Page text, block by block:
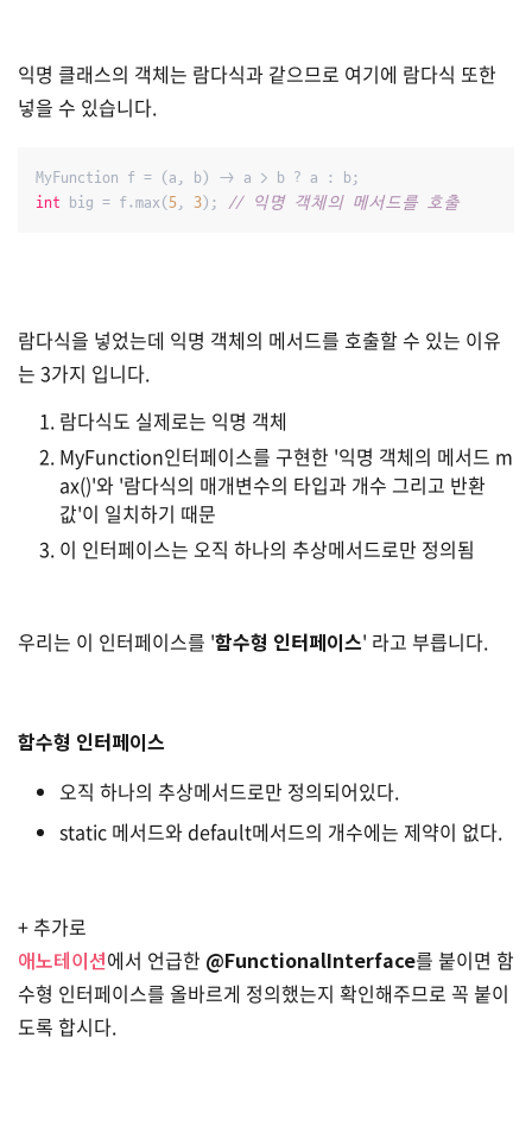
익명 클래스의 객체는 람다식과 같으므로 여기에 람다식 또한
넣을 수 있습니다.
int big = f.max(5, 3); // 익명 객체의 메서드를 호출
람다식을 넣었는데 익명 객체의 메서드를 호출할 수 있는 이유
는 3가지 입니다.
람다식도 실제로는 익명 객체
MyFunction인터페이스를 구현한 '익명 객체의 메서드 m
ax()'와 '람다식의 매개변수의 타입과 개수 그리고 반환
값'이 일치하기 때문
이 인터페이스는 오직 하나의 추상메서드로만 정의됨
우리는 이 인터페이스를 '함수형 인터페이스' 라고 부릅니다.
함수형 인터페이스
오직 하나의 추상메서드로만 정의되어있다.
static 메서드와 default메서드의 개수에는 제약이 없다.
+ 추가로
애노테이션에서 언급한 @FunctionalInterface를 붙이면 함
수형 인터페이스를 올바르게 정의했는지 확인해주므로 꼭 붙이
도록 합시다.